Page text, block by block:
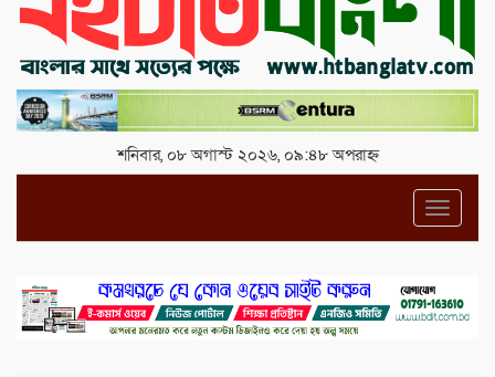
শনিবার, ০৮ অগাস্ট ২০২৬, ০৯:৪৮ অপরাহ্ন